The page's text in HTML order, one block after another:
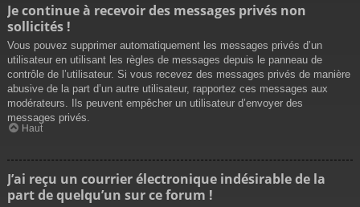
Je continue à recevoir des messages privés non
sollicités !
Vous pouvez supprimer automatiquement les messages privés d’un
utilisateur en utilisant les règles de messages depuis le panneau de
contrôle de l’utilisateur. Si vous recevez des messages privés de manière
abusive de la part d’un autre utilisateur, rapportez ces messages aux
modérateurs. Ils peuvent empêcher un utilisateur d’envoyer des
messages privés.
Haut
J’ai reçu un courrier électronique indésirable de la
part de quelqu’un sur ce forum !